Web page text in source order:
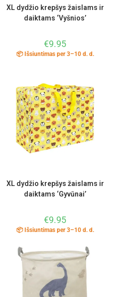
XL dydžio krepšys žaislams ir
daiktams ‘Vyšnios’
€9.95
📦 Išsiuntimas per 3–10 d. d.
XL dydžio krepšys žaislams ir
daiktams ‘Gyvūnai’
€9.95
📦 Išsiuntimas per 3–10 d. d.